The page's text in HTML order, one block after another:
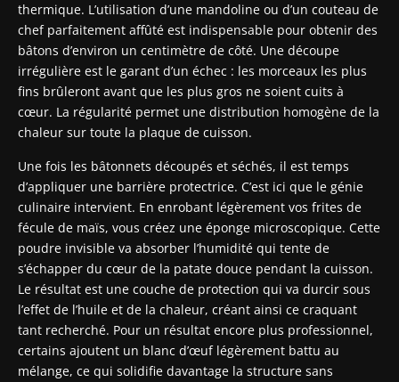
thermique. L’utilisation d’une mandoline ou d’un couteau de
chef parfaitement affûté est indispensable pour obtenir des
bâtons d’environ un centimètre de côté. Une découpe
irrégulière est le garant d’un échec : les morceaux les plus
fins brûleront avant que les plus gros ne soient cuits à
cœur. La régularité permet une distribution homogène de la
chaleur sur toute la plaque de cuisson.
Une fois les bâtonnets découpés et séchés, il est temps
d’appliquer une barrière protectrice. C’est ici que le génie
culinaire intervient. En enrobant légèrement vos frites de
fécule de maïs, vous créez une éponge microscopique. Cette
poudre invisible va absorber l’humidité qui tente de
s’échapper du cœur de la patate douce pendant la cuisson.
Le résultat est une couche de protection qui va durcir sous
l’effet de l’huile et de la chaleur, créant ainsi ce craquant
tant recherché. Pour un résultat encore plus professionnel,
certains ajoutent un blanc d’œuf légèrement battu au
mélange, ce qui solidifie davantage la structure sans